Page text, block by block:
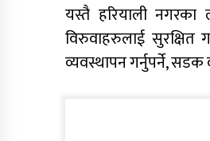
यस्तै हरियाली नगरका
विरुवाहरुलाई सुरक्षित
व्यवस्थापन गर्नुपर्ने,